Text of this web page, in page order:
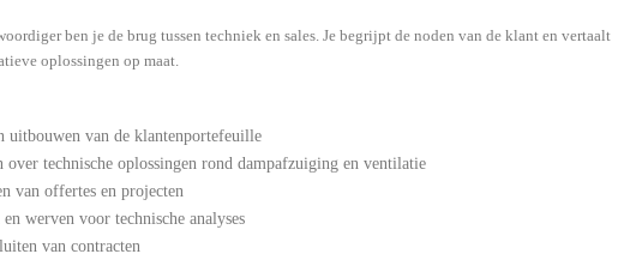
ben je de brug tussen techniek en sales. Je begrijpt de noden van de klant en vertaalt
oplossingen op maat.
uitbouwen van de klantenportefeuille
over technische oplossingen rond dampafzuiging en ventilatie
van offertes en projecten
werven voor technische analyses
van contracten